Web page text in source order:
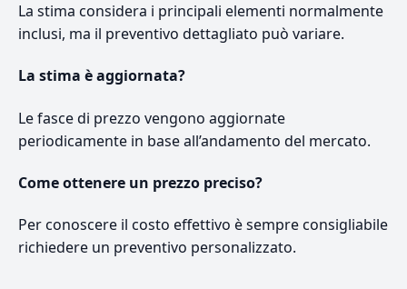
La stima considera i principali elementi normalmente
inclusi, ma il preventivo dettagliato può variare.
La stima è aggiornata?
Le fasce di prezzo vengono aggiornate
periodicamente in base all’andamento del mercato.
Come ottenere un prezzo preciso?
Per conoscere il costo effettivo è sempre consigliabile
richiedere un preventivo personalizzato.